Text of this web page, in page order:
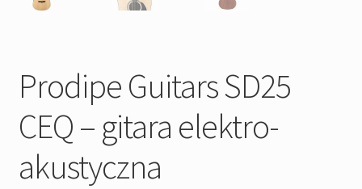
Prodipe Guitars SD25
CEQ – gitara elektro-
akustyczna